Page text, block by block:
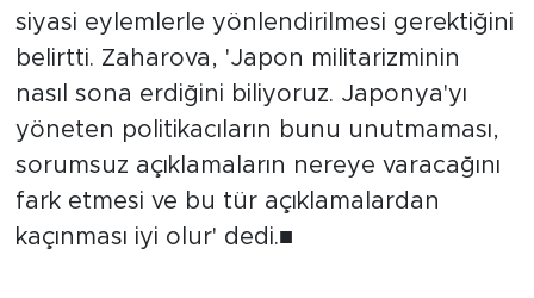
siyasi eylemlerle yönlendirilmesi gerektiğini
belirtti. Zaharova, 'Japon militarizminin
nasıl sona erdiğini biliyoruz. Japonya'yı
yöneten politikacıların bunu unutmaması,
sorumsuz açıklamaların nereye varacağını
fark etmesi ve bu tür açıklamalardan
kaçınması iyi olur' dedi.■